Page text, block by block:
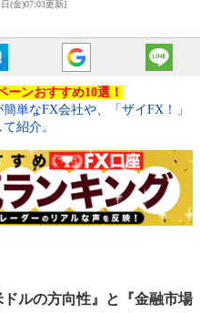
(金)07:03更新]
ーンおすすめ10選！
単なFX会社や、「ザイFX！」
紹介。
ルの方向性』と『金融市場